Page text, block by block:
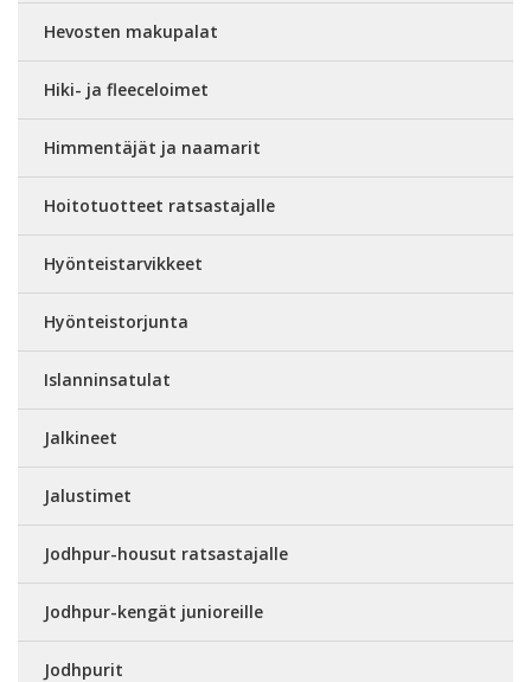
Hevosten makupalat
Hiki- ja fleeceloimet
Himmentäjät ja naamarit
Hoitotuotteet ratsastajalle
Hyönteistarvikkeet
Hyönteistorjunta
Islanninsatulat
Jalkineet
Jalustimet
Jodhpur-housut ratsastajalle
Jodhpur-kengät junioreille
Jodhpurit